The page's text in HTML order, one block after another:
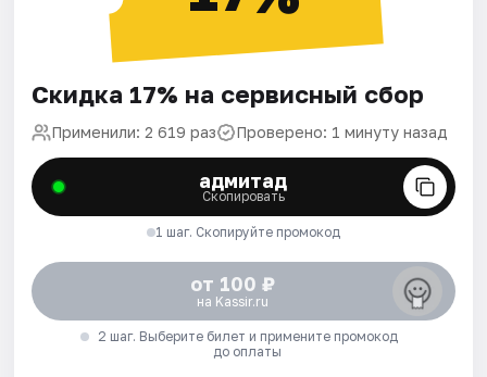
Скидка 17% на сервисный сбор
Применили: 2 619 раз Проверено: 1 минуту назад
адмитад
Скопировать
1 шаг. Скопируйте промокод
от 100 ₽
на Kassir.ru
2 шаг. Выберите билет и примените промокод
до оплаты